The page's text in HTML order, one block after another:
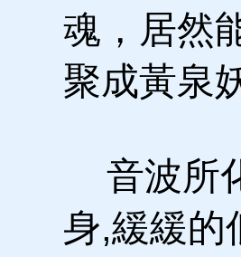
魂，居然
聚成黃泉
音波所
身,緩緩的